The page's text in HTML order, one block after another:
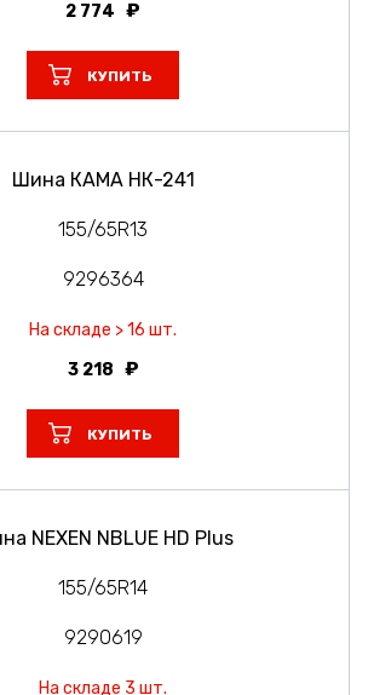
2 774
КУПИТЬ
Шина КАМА НК-241
155/65R13
9296364
На складе > 16 шт.
3 218
КУПИТЬ
NEXEN NBLUE HD Plus
155/65R14
9290619
На складе 3 шт.